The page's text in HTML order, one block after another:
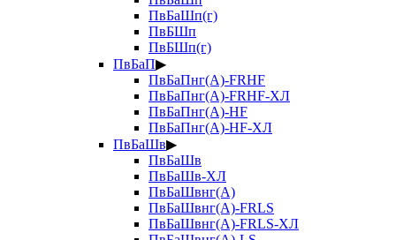
ПвБаШп(г)
ПвБШп
ПвБШп(г)
ПвБаП▶
ПвБаПнг(А)-FRHF
ПвБаПнг(А)-FRHF-ХЛ
ПвБаПнг(А)-HF
ПвБаПнг(А)-HF-ХЛ
ПвБаШв▶
ПвБаШв
ПвБаШв-ХЛ
ПвБаШвнг(А)
ПвБаШвнг(А)-FRLS
ПвБаШвнг(А)-FRLS-ХЛ